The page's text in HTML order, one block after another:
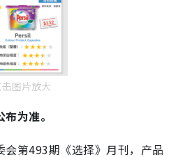
击图片放大
为准。
会第493期《选择》月刊，产品